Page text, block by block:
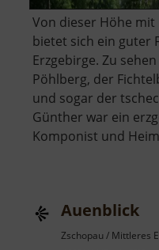
Von dieser Höhe mit
bietet sich ein guter
Erzgebirge. Zu
Pöhlberg, der
und sogar der
Günther war ein
Komponist und
Auenblick
Zschopau / Mittleres